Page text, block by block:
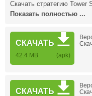
Скачать стратегию
Показать полностью ...
СКАЧАТЬ
42.4 MB (apk)
СКАЧАТЬ